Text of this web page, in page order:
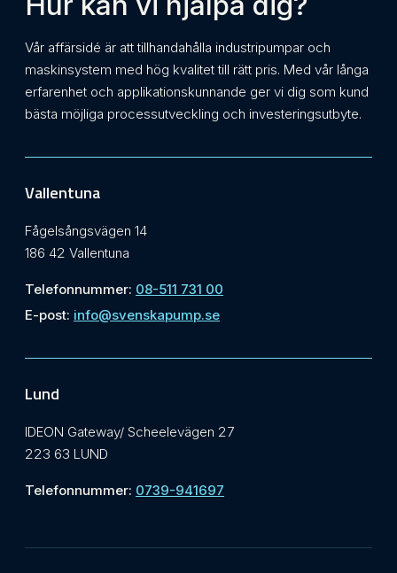
Vår affärsidé är att tillhandahålla industripumpar och
maskinsystem med hög kvalitet till rätt pris. Med vår långa
erfarenhet och applikationskunnande ger vi dig som kund
bästa möjliga processutveckling och investeringsutbyte.
Vallentuna
Fågelsångsvägen 14
186 42 Vallentuna
Telefonnummer: 08-511 731 00
E-post: info@svenskapump.se
Lund
IDEON Gateway/ Scheelevägen 27
223 63 LUND
Telefonnummer: 0739-941697